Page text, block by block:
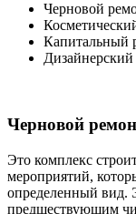
Черновой
Капитальный
Черновой
Это комплекс
мероприятий,
определенный вид.
предшествующим